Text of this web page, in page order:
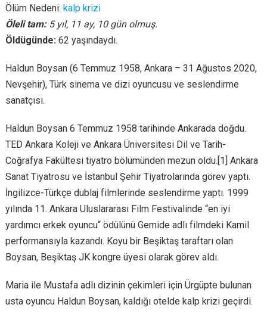
Ölüm Nedeni: kalp krizi
Öleli tam: 5 yıl, 11 ay, 10 gün olmuş.
Öldügünde: 62 yaşındaydı.
Haldun Boysan (6 Temmuz 1958, Ankara – 31 Ağustos 2020,
Nevşehir), Türk sinema ve dizi oyuncusu ve seslendirme
sanatçısı.
Haldun Boysan 6 Temmuz 1958 tarihinde Ankarada doğdu.
TED Ankara Koleji ve Ankara Üniversitesi Dil ve Tarih-
Coğrafya Fakültesi tiyatro bölümünden mezun oldu.[1] Ankara
Sanat Tiyatrosu ve İstanbul Şehir Tiyatrolarında görev yaptı.
İngilizce-Türkçe dublaj filmlerinde seslendirme yaptı. 1999
yılında 11. Ankara Uluslararası Film Festivalinde “en iyi
yardımcı erkek oyuncu“ ödülünü Gemide adlı filmdeki Kamil
performansıyla kazandı. Koyu bir Beşiktaş taraftarı olan
Boysan, Beşiktaş JK kongre üyesi olarak görev aldı.
Maria ile Mustafa adlı dizinin çekimleri için Ürgüpte bulunan
usta oyuncu Haldun Boysan, kaldığı otelde kalp krizi geçirdi.